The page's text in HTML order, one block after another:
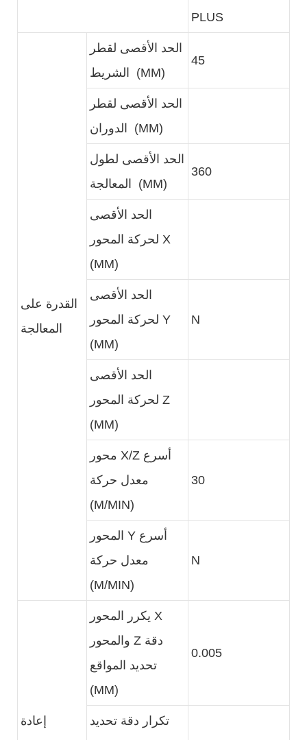
PLUS
القدرة على
المعالجة
الحد الأقصى لقطر
الشريط (MM)
45
الحد الأقصى لقطر
الدوران (MM)
الحد الأقصى لطول
المعالجة (MM)
360
الحد الأقصى
لحركة المحور X
(MM)
الحد الأقصى
لحركة المحور Y
(MM)
N
الحد الأقصى
لحركة المحور Z
(MM)
محور X/Z أسرع
معدل حركة
(M/MIN)
30
المحور Y أسرع
معدل حركة
(M/MIN)
N
إعادة
يكرر المحور X
والمحور Z دقة
تحديد المواقع
(MM)
0.005
تكرار دقة تحديد